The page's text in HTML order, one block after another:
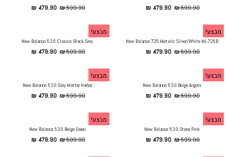
₪599.90
₪ 479.90
₪599.90
₪ 479.90
מבצע!
New Balance 725 Metalic Silver/White ML725B
₪599.90
₪ 479.90
מבצע!
New Balance 530 Classic Black Grey
₪599.90
₪ 479.90
מבצע!
New Balance 530 Beige Angora
₪599.90
₪ 479.90
מבצע!
New Balance 530 Grey Matter Harbor
₪599.90
₪ 479.90
מבצע!
New Balance 530 Stone Pink
₪599.90
₪ 479.90
מבצע!
New Balance 530 Beige Green
₪599.90
₪ 479.90